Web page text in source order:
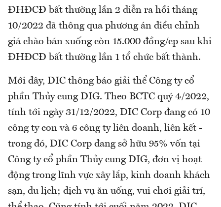
ĐHĐCĐ bất thường lần 2 diễn ra hồi tháng
10/2022 đã thông qua phương án điều chỉnh
giá chào bán xuống còn 15.000 đồng/cp sau khi
ĐHĐCĐ bất thường lần 1 tổ chức bất thành.
Mới đây, DIC thông báo giải thể Công ty cổ
phần Thủy cung DIG. Theo BCTC quý 4/2022,
tính tới ngày 31/12/2022, DIC Corp đang có 10
công ty con và 6 công ty liên doanh, liên kết -
trong đó, DIC Corp đang sở hữu 95% vốn tại
Công ty cổ phần Thủy cung DIG, đơn vị hoạt
động trong lĩnh vực xây lắp, kinh doanh khách
sạn, du lịch; dịch vụ ăn uống, vui chơi giải trí,